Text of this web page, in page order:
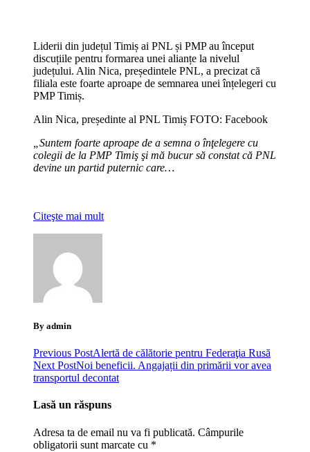
Liderii din județul Timiș ai PNL și PMP au început
discuțiile pentru formarea unei alianțe la nivelul
județului. Alin Nica, președintele PNL, a precizat că
filiala este foarte aproape de semnarea unei înțelegeri cu
PMP Timiș.
Alin Nica, președinte al PNL Timiș FOTO: Facebook
„Suntem foarte aproape de a semna o înţelegere cu
colegii de la PMP Timiş şi mă bucur să constat că PNL
devine un partid puternic care…
Citeşte mai mult
By admin
Previous PostAlertă de călătorie pentru Federaţia Rusă
Next PostNoi beneficii. Angajații din primării vor avea
transportul decontat
Lasă un răspuns
Adresa ta de email nu va fi publicată. Câmpurile
obligatorii sunt marcate cu *